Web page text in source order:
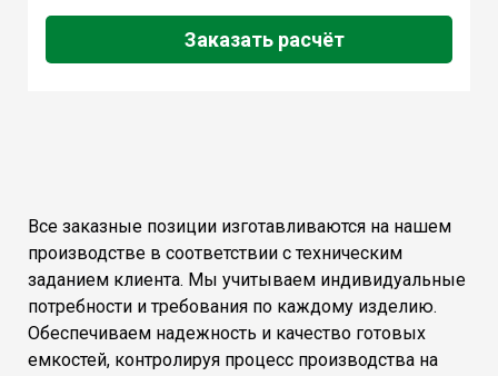
Заказать расчёт
Все заказные позиции изготавливаются на нашем
производстве в соответствии с техническим
заданием клиента. Мы учитываем индивидуальные
потребности и требования по каждому изделию.
Обеспечиваем надежность и качество готовых
емкостей, контролируя процесс производства на